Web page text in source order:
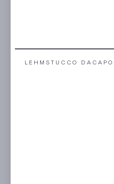
LEHMSTUCCO DACAPO